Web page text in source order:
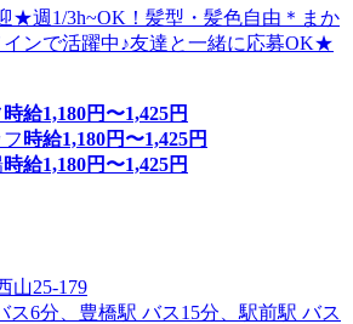
★週1/3h~OK！髪型・髪色自由＊まか
インで活躍中♪友達と一緒に応募OK★
時給1,180円〜1,425円
時給1,180円〜1,425円
時給1,180円〜1,425円
山25-179
ス6分、豊橋駅 バス15分、駅前駅 バス